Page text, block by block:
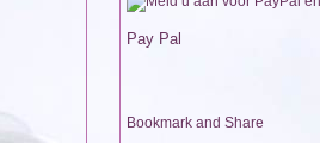
Pay Pal